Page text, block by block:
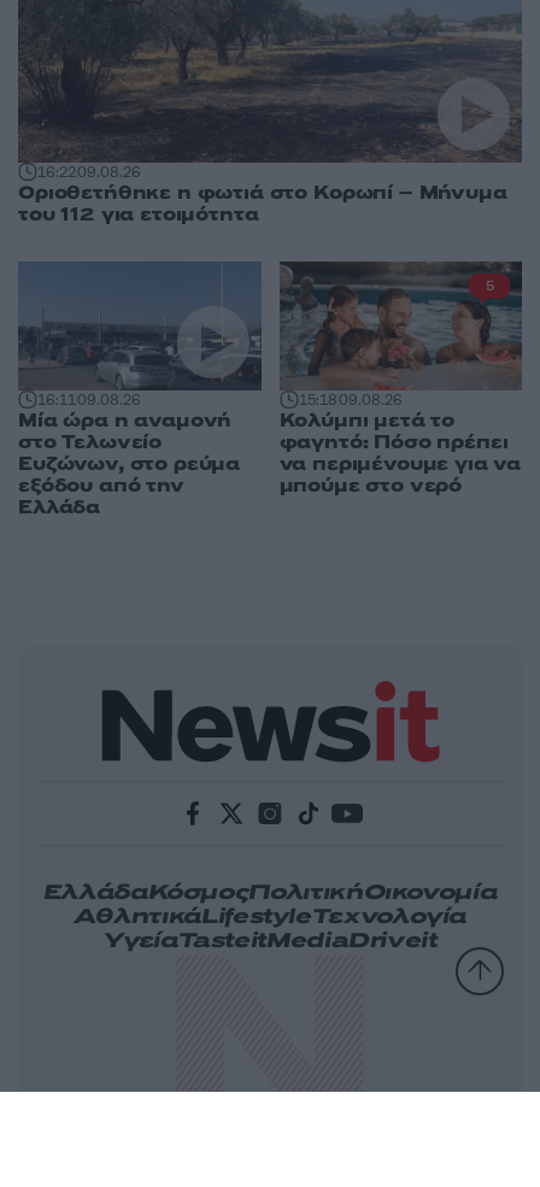
16:2209.08.26
Οριοθετήθηκε η φωτιά στο Κορωπί – Μήνυμα
του 112 για ετοιμότητα
16:1109.08.26
Μία ώρα η αναμονή
στο Τελωνείο
Ευζώνων, στο ρεύμα
εξόδου από την
Ελλάδα
15:1809.08.26
Κολύμπι μετά το
φαγητό: Πόσο πρέπει
να περιμένουμε για να
μπούμε στο νερό
5
ΕλλάδαΚόσμοςΠολιτικήΟικονομία
ΑθλητικάLifestyleΤεχνολογία
ΥγείαTasteitMediaDriveit